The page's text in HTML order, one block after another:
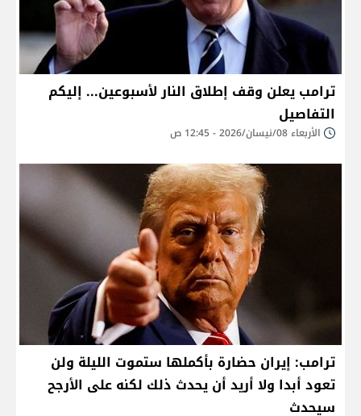
ترامب يعلن وقف إطلاق النار لأسبوعين... إليكم
التفاصيل
الأربعاء 08/نيسان/2026 - 12:45 ص
ترامب: إيران حضارة بأكملها ستموت الليلة ولن
تعود أبدا ولا أريد أن يحدث ذلك لكنه على الأرجح
سيحدث